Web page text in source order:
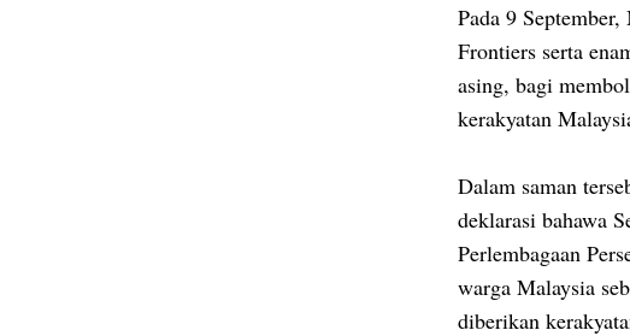
Pada 9
Frontiers serta
asing, bagi
kerakyatan
Dalam saman
deklarasi bahawa
Perlembagaan
warga Malaysia
diberikan